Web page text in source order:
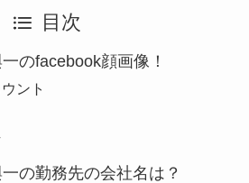
目次
のfacebook顔画像！
ント
一の勤務先の会社名は？